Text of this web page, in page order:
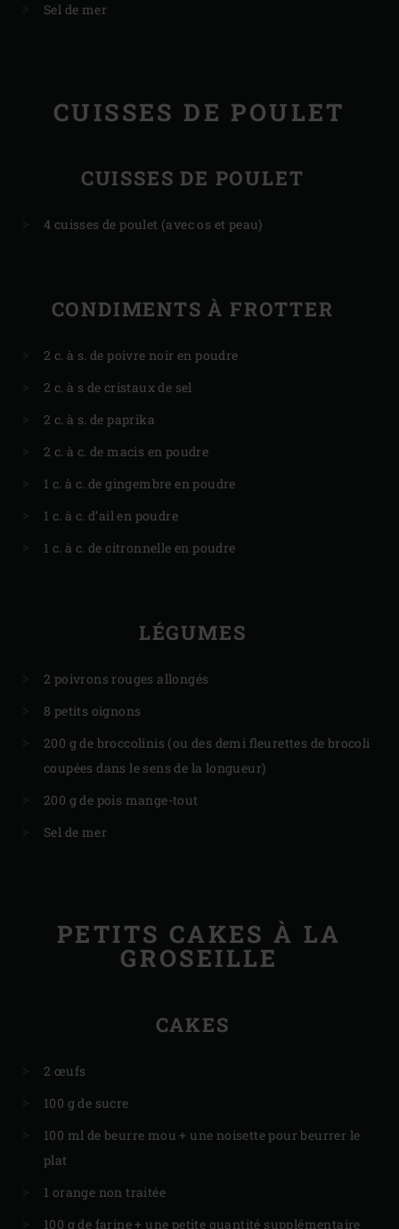
Sel de mer
CUISSES DE POULET
CUISSES DE POULET
4 cuisses de poulet (avec os et peau)
CONDIMENTS À FROTTER
2 c. à s. de poivre noir en poudre
2 c. à s de cristaux de sel
2 c. à s. de paprika
2 c. à c. de macis en poudre
1 c. à c. de gingembre en poudre
1 c. à c. d’ail en poudre
1 c. à c. de citronnelle en poudre
LÉGUMES
2 poivrons rouges allongés
8 petits oignons
200 g de broccolinis (ou des demi fleurettes de brocoli
coupées dans le sens de la longueur)
200 g de pois mange-tout
Sel de mer
PETITS CAKES À LA
GROSEILLE
CAKES
2 œufs
100 g de sucre
100 ml de beurre mou + une noisette pour beurrer le
plat
1 orange non traitée
100 g de farine + une petite quantité supplémentaire